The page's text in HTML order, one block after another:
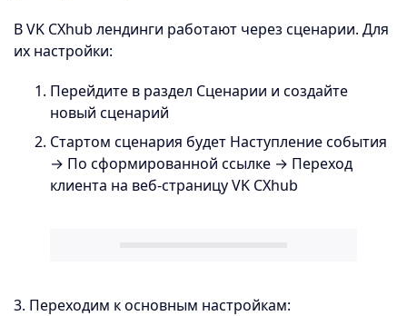
В VK CXhub лендинги работают через сценарии. Для
их настройки:
Перейдите в раздел Сценарии и создайте
новый сценарий
Стартом сценария будет Наступление события
→ По сформированной ссылке → Переход
клиента на веб-страницу VK CXhub
3. Переходим к основным настройкам: